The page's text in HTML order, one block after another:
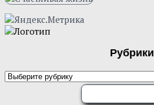
Рубрики
Рубрики